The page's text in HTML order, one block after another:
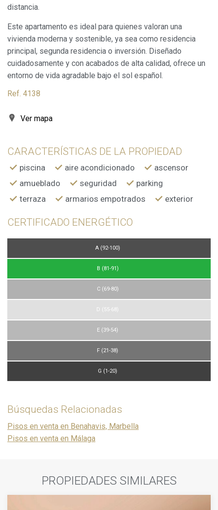
distancia.
Este apartamento es ideal para quienes valoran una
vivienda moderna y sostenible, ya sea como residencia
principal, segunda residencia o inversión. Diseñado
cuidadosamente y con acabados de alta calidad, ofrece un
entorno de vida agradable bajo el sol español.
Ref. 4138
Ver mapa
CARACTERÍSTICAS DE LA PROPIEDAD
piscina aire acondicionado
ascensor
amueblado
seguridad
parking
terraza
armarios empotrados exterior
CERTIFICADO ENERGÉTICO
A (92-100)
B (81-91)
C (69-80)
D (55-68)
E (39-54)
F (21-38)
G (1-20)
Búsquedas Relacionadas
Pisos en venta en Benahavis, Marbella
Pisos en venta en Málaga
PROPIEDADES SIMILARES
Permiten realizar el seguimiento y análisis del
utiliza en la medición de la actividad de la web para la
elaboración de perfiles de navegación de los usuarios con
el fin de introducir mejoras en función del análisis de los
datos de uso que hacen los usuarios del servicio. Permiten
guardar la información de preferencia del usuario para
mejorar la calidad de nuestros servicios y para ofrecer una
mejor experiencia a través de productos recomendados.
Estas cookies son utilizadas para almacenar información
sobre las preferencias y elecciones personales del usuario
de navegación en el sitio web y mostrar publicidad
relacionada con el perfil de navegación del usuario.